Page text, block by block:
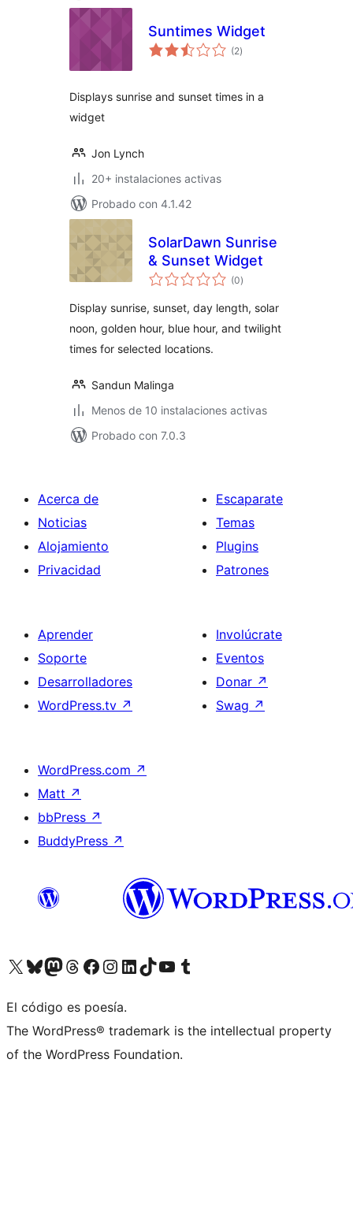
Suntimes Widget
(2valoraciones
en
)
Displays sunrise and sunset times in a
widget
Jon Lynch
20+ instalaciones activas
Probado con 4.1.42
SolarDawn Sunrise
& Sunset Widget
(0valoraciones
en
)
Display sunrise, sunset, day length, solar
noon, golden hour, blue hour, and twilight
times for selected locations.
Sandun Malinga
Menos de 10 instalaciones activas
Probado con 7.0.3
Acerca de
Noticias
Alojamiento
Privacidad
Escaparate
Temas
Plugins
Patrones
Aprender
Soporte
Desarrolladores
WordPress.tv ↗
Involúcrate
Eventos
Donar ↗
Swag ↗
WordPress.com ↗
Matt ↗
bbPress ↗
BuddyPress ↗
Visita nuestra cuenta de X (anteriormente Twitter)
Visita nuestra cuenta de Bluesky
Visita nuestra cuenta de Mastodon
Visita nuestra cuenta de Threads
Visita nuestra página de Facebook
Visita nuestra cuenta de Instagram
Visita nuestra cuenta de LinkedIn
Visita nuestra cuenta de TikTok
Visita nuestro canal de YouTube
Visita nuestra cuenta de Tumblr
El código es poesía.
The WordPress® trademark is the intellectual property
of the WordPress Foundation.